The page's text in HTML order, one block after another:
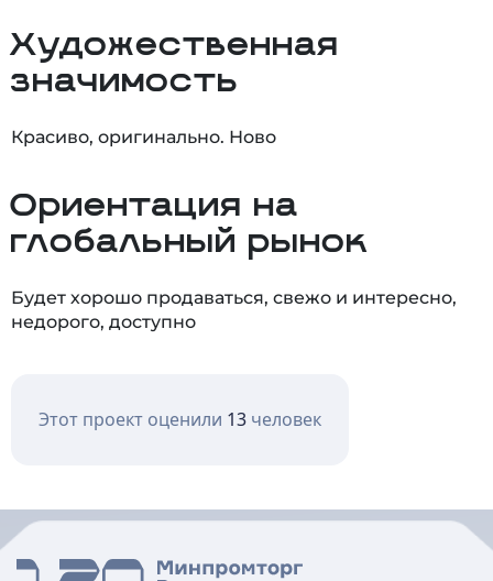
Художественная
значимость
Красиво, оригинально. Ново
Ориентация на
глобальный рынок
Будет хорошо продаваться, свежо и интересно,
недорого, доступно
Этот проект оценили 13 человек